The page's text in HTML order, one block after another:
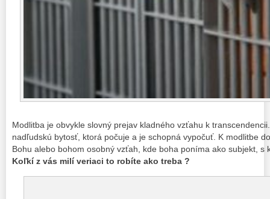
Modlitba je obvykle slovný prejav kladného vzťahu k
nadľudskú bytosť, ktorá počuje a je schopná vypočuť. K modlitbe
Bohu alebo bohom osobný vzťah, kde boha poníma ako subjekt, s
Koľkí z vás milí veriaci to robíte ako treba ?